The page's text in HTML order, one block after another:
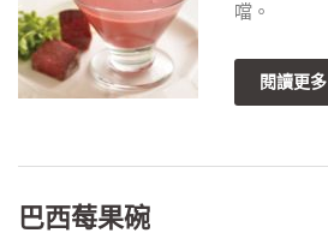
噹。
閱讀更多
巴西莓果碗